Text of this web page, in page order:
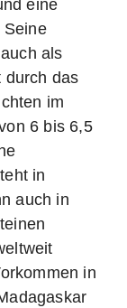
eine
Seine
als
durch das
im
6 bis 6,5
in
auch in
in